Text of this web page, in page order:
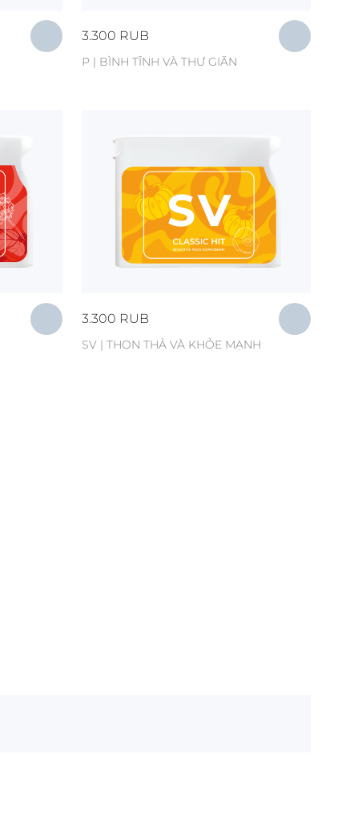
3.300 RUB
Р | BÌNH TĨNH VÀ THƯ GIÃN
3.300 RUB
SV | THON THẢ VÀ KHỎE MẠNH